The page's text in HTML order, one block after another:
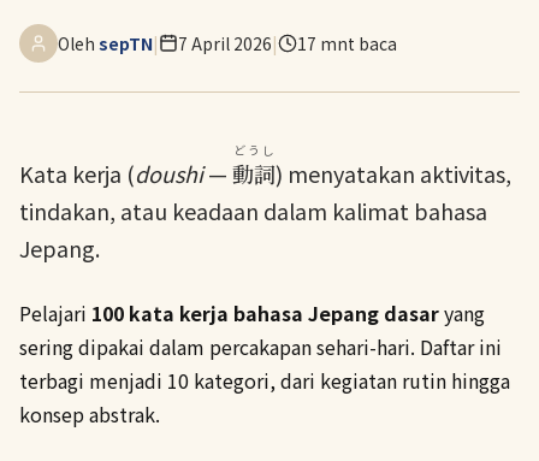
Oleh sepTN| 7 April 2026| 17 mnt baca
Kata kerja (doushi—動詞
どうし
) menyatakan aktivitas,
tindakan, atau keadaan dalam kalimat bahasa
Jepang.
Pelajari 100 kata kerja bahasa Jepang dasaryang
sering dipakai dalam percakapan sehari-hari. Daftar ini
terbagi menjadi 10 kategori, dari kegiatan rutin hingga
konsep abstrak.